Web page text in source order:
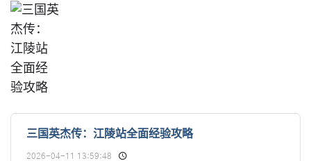
三国英杰传：江陵站全面经验攻略
2026-04-11 13:59:48